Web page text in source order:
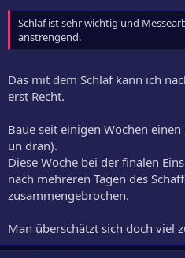
Schlaf ist sehr wichtig und
anstrengend.
Das mit dem Schlaf kann ich
erst Recht.
Baue seit einigen Wochen
un dran).
Diese Woche bei der finalen
nach mehreren Tagen des
zusammengebrochen.
Man überschätzt sich doch viel